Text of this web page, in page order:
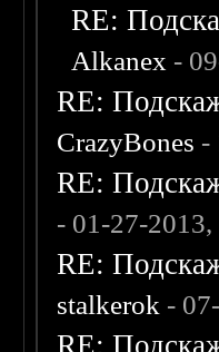
RE:
Alkanex -
RE:
CrazyBones -
RE:
- 01-27-
RE:
stalkerok -